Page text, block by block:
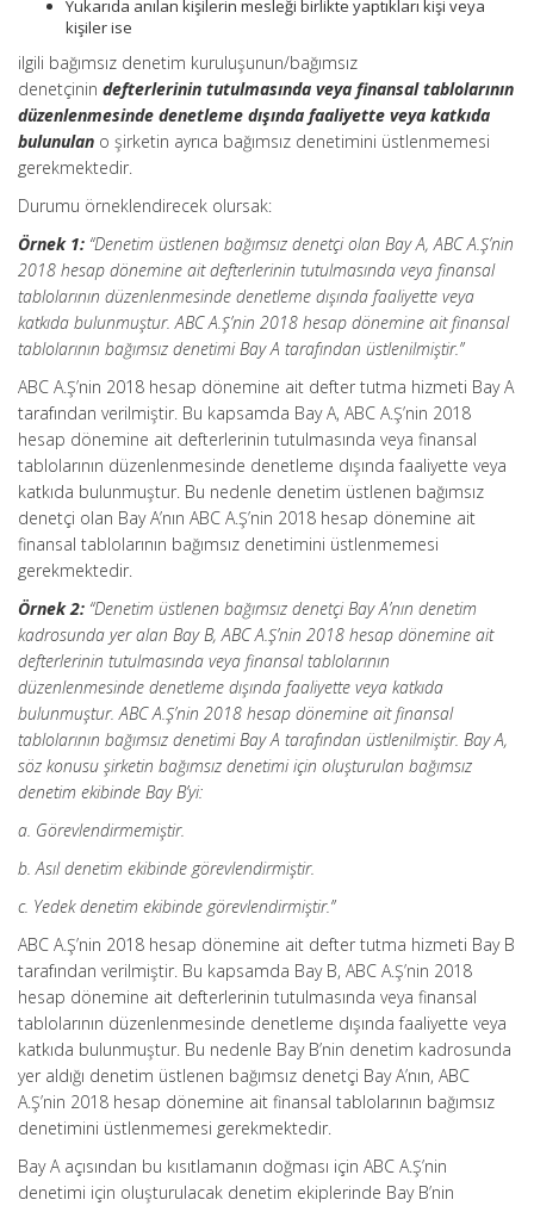
Yukarıda anılan kişilerin mesleği birlikte yaptıkları kişi veya
kişiler ise
ilgili bağımsız denetim kuruluşunun/bağımsız
denetçinin defterlerinin tutulmasında veya finansal tablolarının
düzenlenmesinde denetleme dışında faaliyette veya katkıda
bulunulan o şirketin ayrıca bağımsız denetimini üstlenmemesi
gerekmektedir.
Durumu örneklendirecek olursak:
Örnek 1: “Denetim üstlenen bağımsız denetçi olan Bay A, ABC A.Ş’nin
2018 hesap dönemine ait defterlerinin tutulmasında veya finansal
tablolarının düzenlenmesinde denetleme dışında faaliyette veya
katkıda bulunmuştur. ABC A.Ş’nin 2018 hesap dönemine ait finansal
tablolarının bağımsız denetimi Bay A tarafından üstlenilmiştir.”
ABC A.Ş’nin 2018 hesap dönemine ait defter tutma hizmeti Bay A
tarafından verilmiştir. Bu kapsamda Bay A, ABC A.Ş’nin 2018
hesap dönemine ait defterlerinin tutulmasında veya finansal
tablolarının düzenlenmesinde denetleme dışında faaliyette veya
katkıda bulunmuştur. Bu nedenle denetim üstlenen bağımsız
denetçi olan Bay A’nın ABC A.Ş’nin 2018 hesap dönemine ait
finansal tablolarının bağımsız denetimini üstlenmemesi
gerekmektedir.
Örnek 2: “Denetim üstlenen bağımsız denetçi Bay A’nın denetim
kadrosunda yer alan Bay B, ABC A.Ş’nin 2018 hesap dönemine ait
defterlerinin tutulmasında veya finansal tablolarının
düzenlenmesinde denetleme dışında faaliyette veya katkıda
bulunmuştur. ABC A.Ş’nin 2018 hesap dönemine ait finansal
tablolarının bağımsız denetimi Bay A tarafından üstlenilmiştir. Bay A,
söz konusu şirketin bağımsız denetimi için oluşturulan bağımsız
denetim ekibinde Bay B’yi:
a. Görevlendirmemiştir.
b. Asıl denetim ekibinde görevlendirmiştir.
c. Yedek denetim ekibinde görevlendirmiştir.”
ABC A.Ş’nin 2018 hesap dönemine ait defter tutma hizmeti Bay B
tarafından verilmiştir. Bu kapsamda Bay B, ABC A.Ş’nin 2018
hesap dönemine ait defterlerinin tutulmasında veya finansal
tablolarının düzenlenmesinde denetleme dışında faaliyette veya
katkıda bulunmuştur. Bu nedenle Bay B’nin denetim kadrosunda
yer aldığı denetim üstlenen bağımsız denetçi Bay A’nın, ABC
A.Ş’nin 2018 hesap dönemine ait finansal tablolarının bağımsız
denetimini üstlenmemesi gerekmektedir.
Bay A açısından bu kısıtlamanın doğması için ABC A.Ş’nin
denetimi için oluşturulacak denetim ekiplerinde Bay B’nin